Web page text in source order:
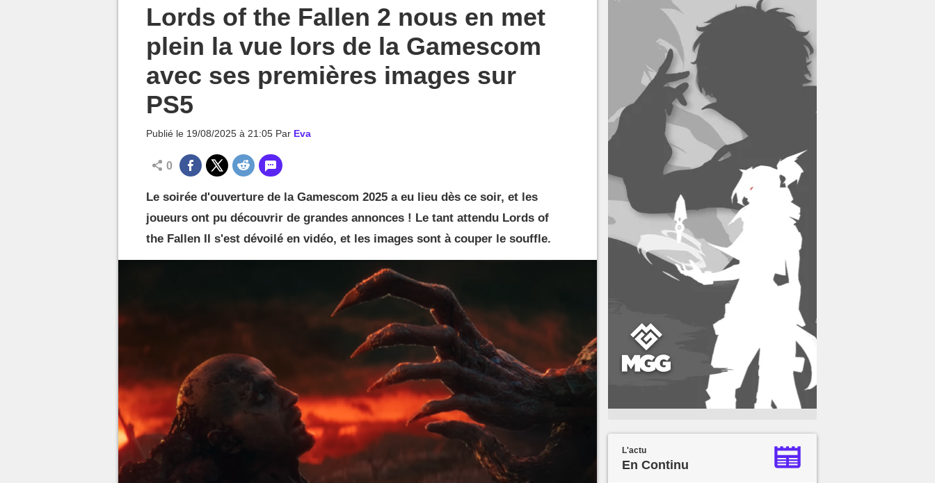
Lords of the Fallen 2 nous en met
plein la vue lors de la Gamescom
avec ses premières images sur
PS5
Publié le 19/08/2025 à 21:05 Par Eva
0
Le soirée d'ouverture de la Gamescom 2025 a eu lieu dès ce soir, et les
joueurs ont pu découvrir de grandes annonces ! Le tant attendu Lords of
the Fallen II s'est dévoilé en vidéo, et les images sont à couper le souffle.
L'actu
En Continu